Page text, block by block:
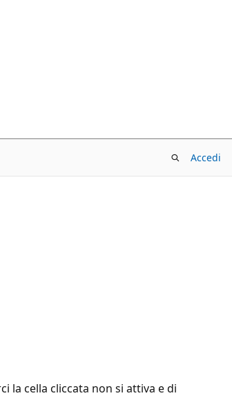
Accedi
la cella cliccata non si attiva e di